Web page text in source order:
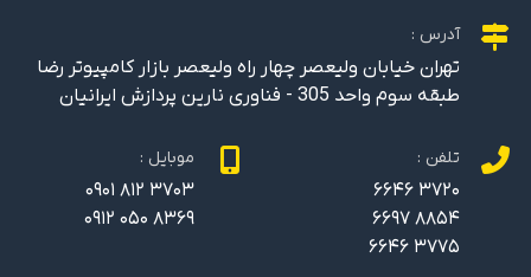
آدرس :
تهران خیابان ولیعصر چهار راه ولیعصر بازار کامپیوتر رضا
طبقه سوم واحد 305 - فناوری نارین پردازش ایرانیان
تلفن :
6646 3720
6697 8854
6646 3775
موبایل :
0901 812 3703
0912 050 8369